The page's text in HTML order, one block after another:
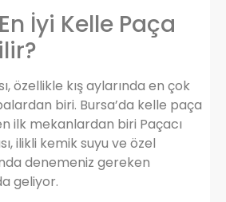
İyi Kelle Paça
özellikle kış aylarında en çok
biri. Bursa’da kelle paça
ilk mekanlardan biri Paçacı
ilikli kemik suyu ve özel
denemeniz gereken
geliyor.